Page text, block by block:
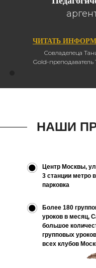
ЧИТАТЬ
Совладелеца
Gold-преподаватель
НАШИ
Центр Москвы,
3 станции метро
парковка
Более 180
уроков в месяц,
большое
групповых
всех клубов